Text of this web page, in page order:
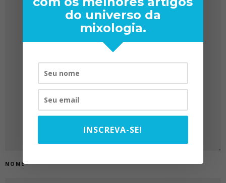
NOME*
do universo da
mixologia.
INSCREVA-SE!